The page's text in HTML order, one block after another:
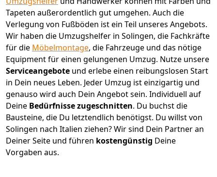
Tapeten außerordentlich gut umgehen. Auch die
Verlegung von Fußböden ist ein Teil unseres Angebots.
Wir haben die Umzugshelfer in Solingen, die Fachkräfte
für die Möbelmontage, die Fahrzeuge und das nötige
Equipment für einen gelungenen Umzug. Nutze unsere
Serviceangebote und erlebe einen reibungslosen Start
in Dein neues Leben. Jeder Umzug ist einzigartig und
genauso wird auch Dein Angebot sein. Individuell auf
Deine Bedürfnisse zugeschnitten. Du buchst die
Bausteine, die Du letztendlich benötigst. Du willst von
Solingen nach Italien ziehen? Wir sind Dein Partner an
Deiner Seite und führen kostengünstig Deine
Vorgaben aus.